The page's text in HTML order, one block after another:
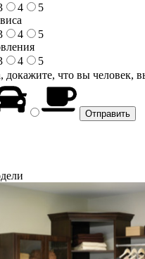
4
5
4
5
4
5
докажите, что вы человек,